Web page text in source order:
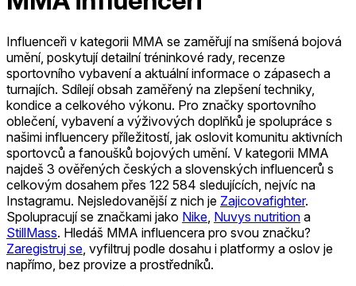
Influenceři v kategorii MMA se zaměřují na smíšená bojová
umění, poskytují detailní tréninkové rady, recenze
sportovního vybavení a aktuální informace o zápasech a
turnajích. Sdílejí obsah zaměřený na zlepšení techniky,
kondice a celkového výkonu. Pro značky sportovního
oblečení, vybavení a výživových doplňků je spolupráce s
našimi influencery příležitostí, jak oslovit komunitu aktivních
sportovců a fanoušků bojových umění. V kategorii MMA
najdeš 3 ověřených českých a slovenských influencerů s
celkovým dosahem přes 122 584 sledujících, nejvíc na
Instagramu. Nejsledovanější z nich je Zajicovafighter.
Spolupracují se značkami jako Nike Nuvys nutrition a
StillMass. Hledáš MMA influencera pro svou značku?
Zaregistruj se , vyfiltruj podle dosahu i platformy a oslov je
napřímo, bez provize a prostředníků.